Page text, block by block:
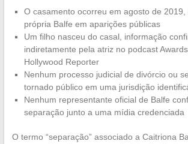
O casamento ocorreu em agosto de
própria Balfe em aparições públicas
Um filho nasceu do casal, informação
indiretamente pela atriz no podcast
Hollywood Reporter
Nenhum processo judicial de divórcio ou
tornado público em uma jurisdição
Nenhum representante oficial de Balfe
separação junto a uma mídia credenciada
O termo “separação” associado a Caitriona